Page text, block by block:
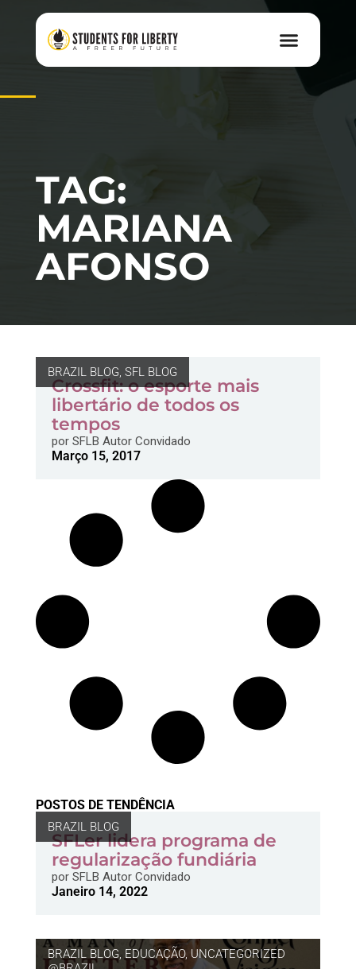
TAG:
MARIANA
AFONSO
BRAZIL BLOG, SFL BLOG
Crossfit: o esporte mais
libertário de todos os
tempos
porSFLB Autor Convidado
Março 15, 2017
POSTOS DE TENDÊNCIA
BRAZIL BLOG
SFLer lidera programa de
regularização fundiária
porSFLB Autor Convidado
Janeiro 14, 2022
BRAZIL BLOG, EDUCAÇÃO, UNCATEGORIZED